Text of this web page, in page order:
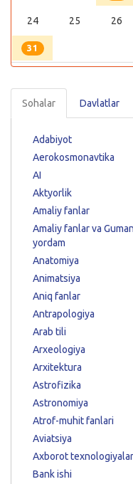
24 25 26
31
Sohalar Davlatlar
Adabiyot
Aerokosmonavtika
AI
Aktyorlik
Amaliy fanlar
Amaliy fanlar va
yordam
Anatomiya
Animatsiya
Aniq fanlar
Antrapologiya
Arab tili
Arxeologiya
Arxitektura
Astrofizika
Astronomiya
Atrof-muhit fanlari
Aviatsiya
Axborot
Bank ishi